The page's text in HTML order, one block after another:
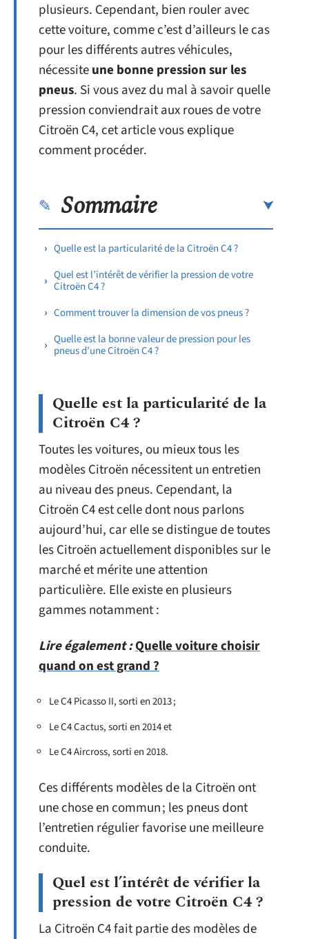
plusieurs. Cependant, bien rouler avec
cette voiture, comme c’est d’ailleurs le cas
pour les différents autres véhicules,
nécessiteune bonne pression sur les
pneus. Si vous avez du mal à savoir quelle
pression conviendrait aux roues de votre
Citroën C4, cet article vous explique
comment procéder.
Sommaire
Quelle est la particularité de la Citroën C4 ?
Quel est l’intérêt de vérifier la pression de votre
Citroën C4 ?
Comment trouver la dimension de vos pneus ?
Quelle est la bonne valeur de pression pour les
pneus d’une Citroën C4 ?
Quelle est la particularité de la
Citroën C4 ?
Toutes les voitures, ou mieux tous les
modèles Citroën nécessitent un entretien
au niveau des pneus. Cependant, la
Citroën C4 est celle dont nous parlons
aujourd’hui, car elle se distingue de toutes
les Citroën actuellement disponibles sur le
marché et mérite une attention
particulière. Elle existe en plusieurs
gammes notamment :
Lire également :Quelle voiture choisir
quand on est grand ?
Le C4 Picasso II, sorti en 2013 ;
Le C4 Cactus, sorti en 2014 et
Le C4 Aircross, sorti en 2018.
Ces différents modèles de la Citroën ont
une chose en commun ; les pneus dont
l’entretien régulier favorise une meilleure
conduite.
Quel est l’intérêt de vérifier la
pression de votre Citroën C4 ?
La Citroën C4 fait partie des modèles de